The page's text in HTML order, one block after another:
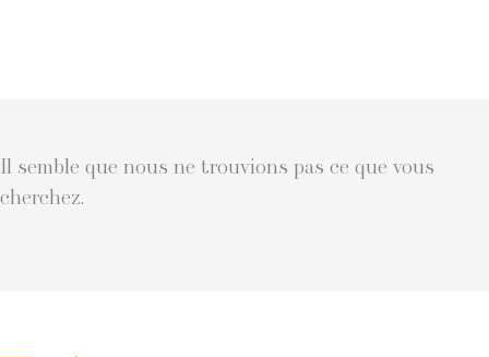
Il semble que nous ne trouvions pas ce que vous
cherchez.